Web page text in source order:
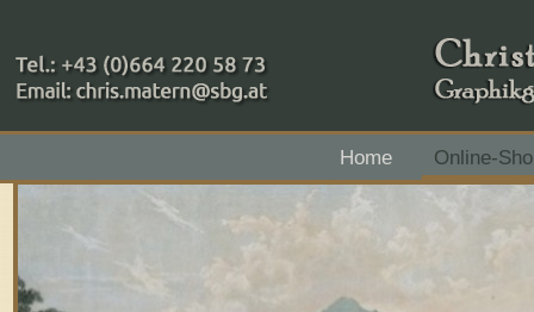
+43 (0)664 220 58 73
Home
Online-
Zahlungsmethoden: RAIBA - Flachgau Mitte - IBAN